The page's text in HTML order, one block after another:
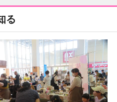
る